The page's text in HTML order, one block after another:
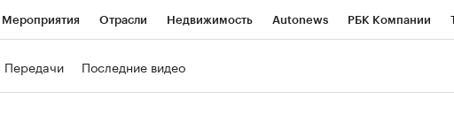
Мероприятия Отрасли Недвижимость Autonews РБК Компании
Передачи Последние видео